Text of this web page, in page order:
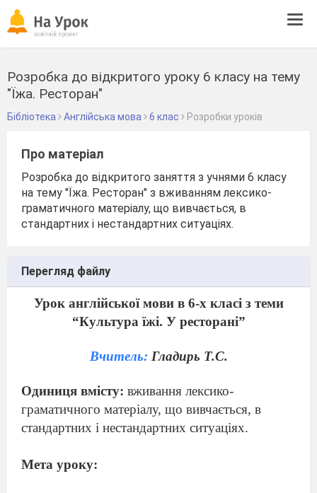
Розробка до відкритого уроку 6 класу на тему
"Їжа. Ресторан"
Бібліотека Англійська мова 6 клас Розробки уроків
Про матеріал
Розробка до відкритого заняття з учнями 6 класу
на тему "Їжа. Ресторан" з вживанням лексико-
граматичного матеріалу, що вивчається, в
стандартних і нестандартних ситуаціях.
Перегляд файлу
Урок англійської мови в 6-х класі зтеми
“Культура їжі. У ресторані”
Вчитель: Гладирь Т.С.
Одиниця вмісту: вживання лексико-
граматичного матеріалу, що вивчається, в
стандартних і нестандартних ситуаціях.
Мета уроку: